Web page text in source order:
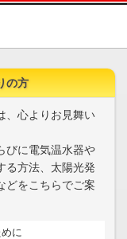
の方
、心よりお見舞い
びに電気温水器や
る方法、太陽光発
どをこちらでご案
に